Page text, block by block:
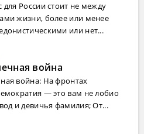
для России стоит не между
жизни, более или менее
или нет...
война
война: На фронтах
— это вам не лобио
и девичья фамилия; От...